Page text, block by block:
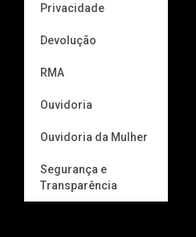
Privacidade
Devolução
RMA
Ouvidoria
Ouvidoria da Mulher
Segurança e
Transparência